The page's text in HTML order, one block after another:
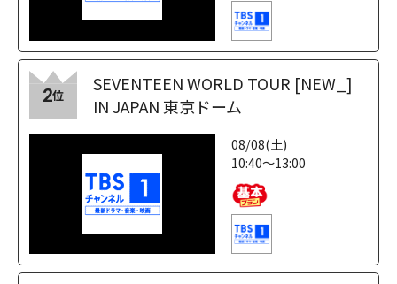
2位
SEVENTEEN WORLD TOUR [NEW_]
IN JAPAN 東京ドーム
08/08(土)
10:40～13:00